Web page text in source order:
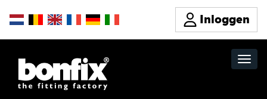
Inloggen